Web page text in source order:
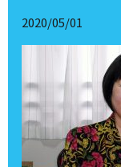
2020/05/01